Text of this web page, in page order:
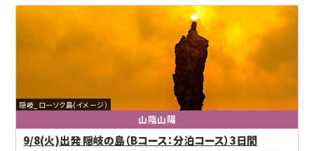
山陰山陽
隠岐_ローソク島(イメージ）
9/8(火)出発 隠岐の島（Bコース：分泊コース）3日間